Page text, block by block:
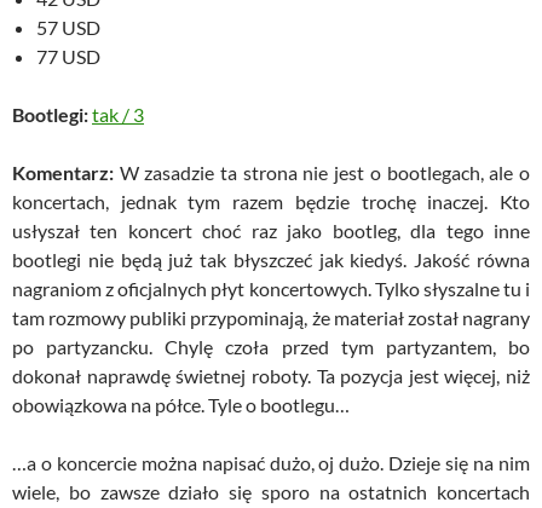
57 USD
77 USD
Bootlegi:tak / 3
Komentarz: W zasadzie ta strona nie jest o bootlegach, ale o
koncertach, jednak tym razem będzie trochę inaczej. Kto
usłyszał ten koncert choć raz jako bootleg, dla tego inne
bootlegi nie będą już tak błyszczeć jak kiedyś. Jakość równa
nagraniom z oficjalnych płyt koncertowych. Tylko słyszalne tu i
tam rozmowy publiki przypominają, że materiał został nagrany
po partyzancku. Chylę czoła przed tym partyzantem, bo
dokonał naprawdę świetnej roboty. Ta pozycja jest więcej, niż
obowiązkowa na półce. Tyle o bootlegu…
…a o koncercie można napisać dużo, oj dużo. Dzieje się na nim
wiele, bo zawsze działo się sporo na ostatnich koncertach